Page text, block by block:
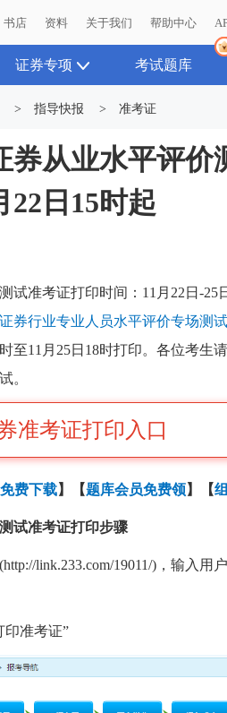
书店 资料 关于我们 帮助中心
证券专项 考试题库
> 指导快报 > 准考证
券从业水平评价
22日15时起
试准考证打印时间： 11月22日-25
券行业专业人员水平评价专场测
至11月25日18时打印。 各位考生
。
准考证打印入口
费下载】 【题库会员免费领】【
试准考证打印步骤
http://link.233.com/19011/)，输入用
印准考证”